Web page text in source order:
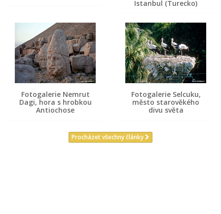
Istanbul (Turecko)
Fotogalerie Nemrut
Dagi, hora s hrobkou
Antiochose
Fotogalerie Selcuku,
město starověkého
divu světa
Procházet všechny články